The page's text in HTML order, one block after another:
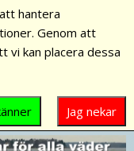
hantera
Genom att
vi kan placera dessa
Jag nekar